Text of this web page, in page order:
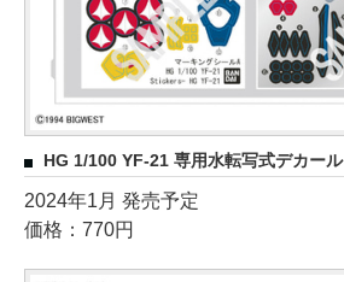
HG 1/100 YF-21 専用水転写式デカール
2024年1月 発売予定
価格：770円